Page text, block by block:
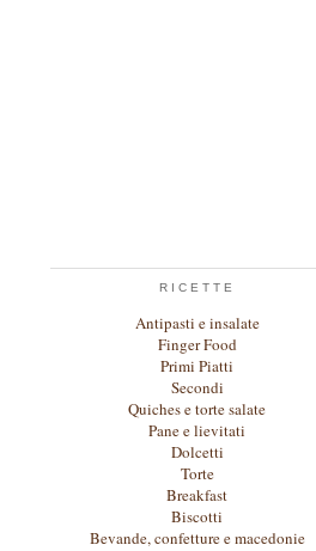
RICETTE
Antipasti e insalate
Finger Food
Primi Piatti
Secondi
Quiches e torte salate
Pane e lievitati
Dolcetti
Torte
Breakfast
Biscotti
Bevande, confetture e macedonie